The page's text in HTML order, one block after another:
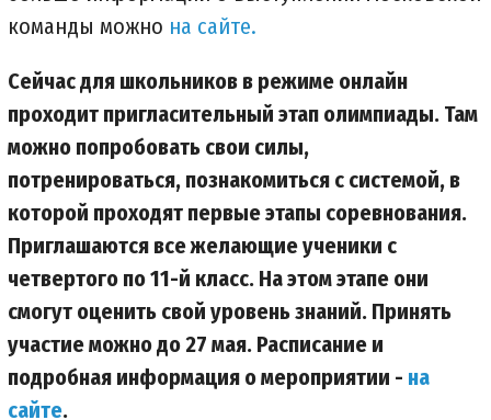
команды можно на сайте.
Сейчас для школьников в режиме онлайн
проходит пригласительный этап олимпиады. Там
можно попробовать свои силы,
потренироваться, познакомиться с системой, в
которой проходят первые этапы соревнования.
Приглашаются все желающие ученики с
четвертого по 11-й класс. На этом этапе они
смогут оценить свой уровень знаний. Принять
участие можно до 27 мая. Расписание и
подробная информация о мероприятии - на
сайте.